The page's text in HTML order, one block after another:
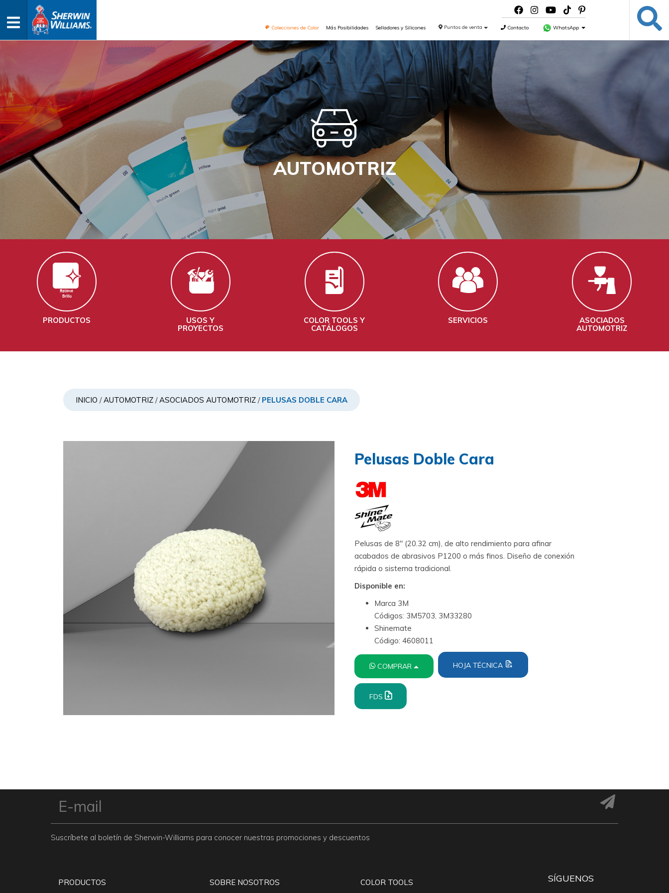
Colecciones de Color Más Posibilidades Selladores y Silicones Puntos de venta Contacto WhatsApp
AUTOMOTRIZ
PRODUCTOS
USOS Y
PROYECTOS
COLOR TOOLS Y
CATÁLOGOS
SERVICIOS
ASOCIADOS
AUTOMOTRIZ
INICIO /AUTOMOTRIZ /ASOCIADOS AUTOMOTRIZ / PELUSAS DOBLE CARA
Pelusas Doble Cara
Pelusas de 8″ (20.32 cm), de alto rendimiento para afinar
acabados de abrasivos P1200 o más finos. Diseño de conexión
rápida o sistema tradicional.
Disponible en:
Marca 3M
Códigos: 3M5703, 3M33280
Shinemate
Código: 4608011
COMPRAR HOJA TÉCNICA
FDS
Suscríbete al boletín de Sherwin-Williams para conocer nuestras promociones y descuentos
PRODUCTOS SOBRE NOSOTROS COLOR TOOLS SÍGUENOS